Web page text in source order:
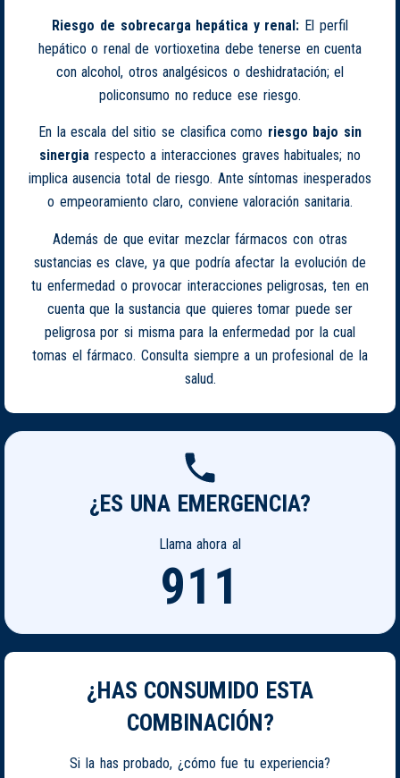
Riesgo de sobrecarga hepática y renal: El perfil
hepático o renal de vortioxetina debe tenerse en cuenta
con alcohol, otros analgésicos o deshidratación; el
policonsumo no reduce ese riesgo.
En la escala del sitio se clasifica como riesgo bajo sin
sinergia respecto a interacciones graves habituales; no
implica ausencia total de riesgo. Ante síntomas inesperados
o empeoramiento claro, conviene valoración sanitaria.
Además de que evitar mezclar fármacos con otras
sustancias es clave, ya que podría afectar la evolución de
tu enfermedad o provocar interacciones peligrosas, ten en
cuenta que la sustancia que quieres tomar puede ser
peligrosa por si misma para la enfermedad por la cual
tomas el fármaco. Consulta siempre a un profesional de la
salud.
¿ES UNA EMERGENCIA?
Llama ahora al
911
¿HAS CONSUMIDO ESTA
COMBINACIÓN?
Si la has probado, ¿cómo fue tu experiencia?